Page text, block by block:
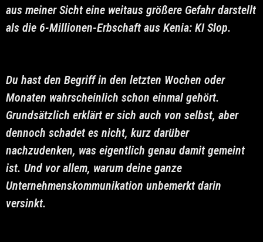
aus meiner Sicht eine weitaus größere Gefahr darstellt
als die 6-Millionen-Erbschaft aus Kenia: KI Slop.
Du hast den Begriff in den letzten Wochen oder
Monaten wahrscheinlich schon einmal gehört.
Grundsätzlich erklärt er sich auch von selbst, aber
dennoch schadet es nicht, kurz darüber
nachzudenken, was eigentlich genau damit gemeint
ist. Und vor allem, warum deine ganze
Unternehmenskommunikation unbemerkt darin
versinkt.